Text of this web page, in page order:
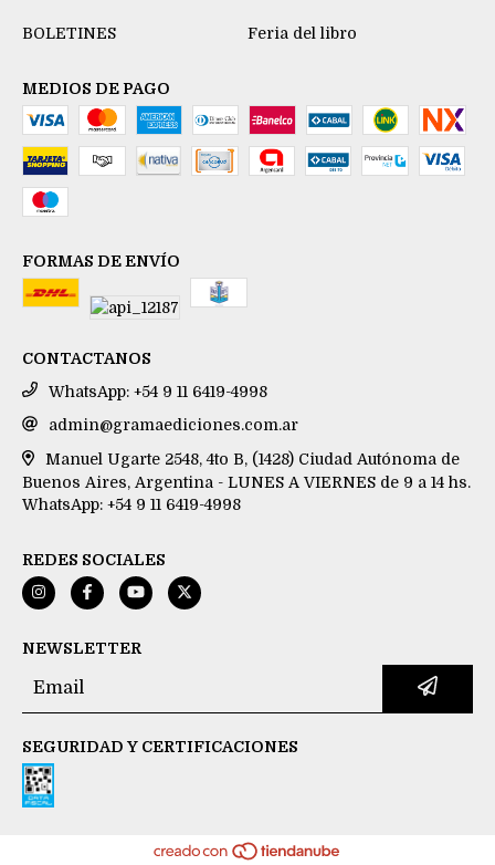
BOLETINES Feria del libro
MEDIOS DE PAGO
FORMAS DE ENVÍO
CONTACTANOS
WhatsApp: +54 9 11 6419-4998
admin@gramaediciones.com.ar
Manuel Ugarte 2548, 4to B, (1428) Ciudad Autónoma de
Buenos Aires, Argentina - LUNES A VIERNES de 9 a 14 hs.
WhatsApp: +54 9 11 6419-4998
REDES SOCIALES
NEWSLETTER
SEGURIDAD Y CERTIFICACIONES